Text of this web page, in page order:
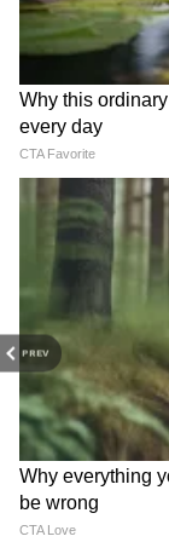
PREV
Related Articles
TUKARAM
तक्रार करायची तरी
Vidhan Parishad |
जळगावात बंडखोरी